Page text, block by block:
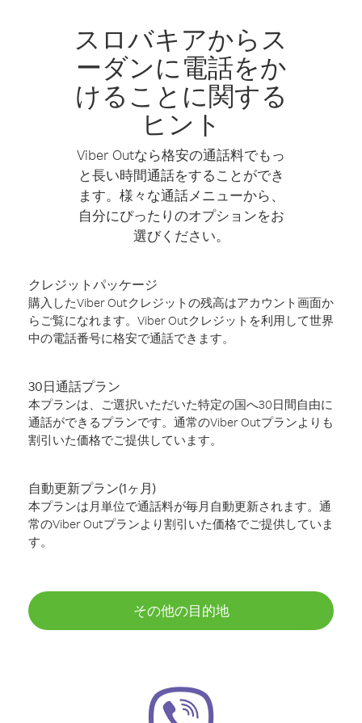
スロバキアからス
ーダンに電話をか
けることに関する
ヒント
Viber Outなら格安の通話料でもっ
と長い時間通話をすることができ
ます。様々な通話メニューから、
自分にぴったりのオプションをお
選びください。
クレジットパッケージ
購入したViber Outクレジットの残高はアカウント画面か
らご覧になれます。Viber Outクレジットを利用して世界
中の電話番号に格安で通話できます。
30日通話プラン
本プランは、ご選択いただいた特定の国へ30日間自由に
通話ができるプランです。通常のViber Outプランよりも
割引いた価格でご提供しています。
自動更新プラン(1ヶ月)
本プランは月単位で通話料が毎月自動更新されます。通
常のViber Outプランより割引いた価格でご提供していま
す。
その他の目的地